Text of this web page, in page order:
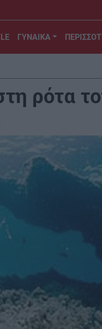
ΓΥΝΑΙΚΑ
ρότα